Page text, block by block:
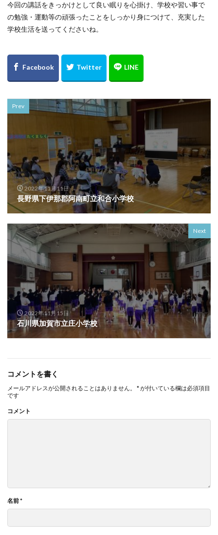
今回の講話をきっかけとして良い眠りを心掛け、学校や習い事で
の勉強・運動等の頑張ったことをしっかり身につけて、充実した
学校生活を送ってくださいね。
Prev
2022年11月11日
長野県下伊那郡阿南町立和合小学校
Next
2022年11月15日
石川県加賀市立庄小学校
コメントを書く
メールアドレスが公開されることはありません。 *が付いている欄は必須項目
です
コメント
名前*